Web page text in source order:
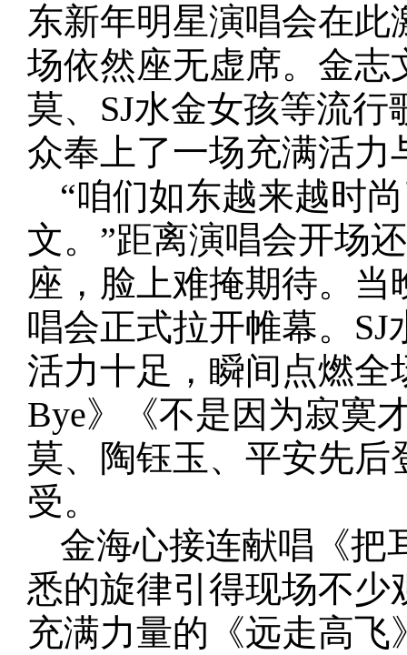
东新年明星演唱会在
场依然座无虚席。金志
莫、SJ水金女孩等流
众奉上了一场充满活力
“咱们如东越来越时
文。”距离演唱会开场
座，脸上难掩期待。当
唱会正式拉开帷幕。
活力十足，瞬间点燃全
Bye》《不是因为寂
莫、陶钰玉、平安先后
受。
金海心接连献唱《把
悉的旋律引得现场不
充满力量的《远走高